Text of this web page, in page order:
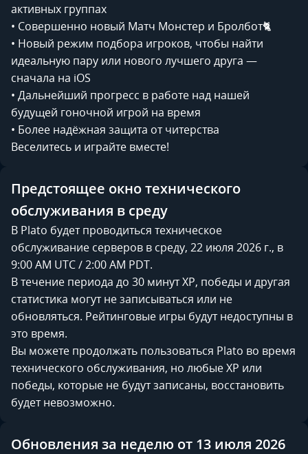
активных группах
• Совершенно новый Матч Монстер и Бролбот🐈
• Новый режим подбора игроков, чтобы найти
идеальную пару или нового лучшего друга —
сначала на iOS
• Дальнейший прогресс в работе над нашей
будущей гоночной игрой на время
• Более надёжная защита от читерства
Веселитесь и играйте вместе!
Предстоящее окно технического
обслуживания в среду
В Plato будет проводиться техническое
обслуживание серверов в среду, 22 июля 2026 г., в
9:00 AM UTC / 2:00 AM PDT.
В течение периода до 30 минут XP, победы и другая
статистика могут не записываться или не
обновляться. Рейтинговые игры будут недоступны в
это время.
Вы можете продолжать пользоваться Plato во время
технического обслуживания, но любые XP или
победы, которые не будут записаны, восстановить
будет невозможно.
Обновления за неделю от 13 июля 2026